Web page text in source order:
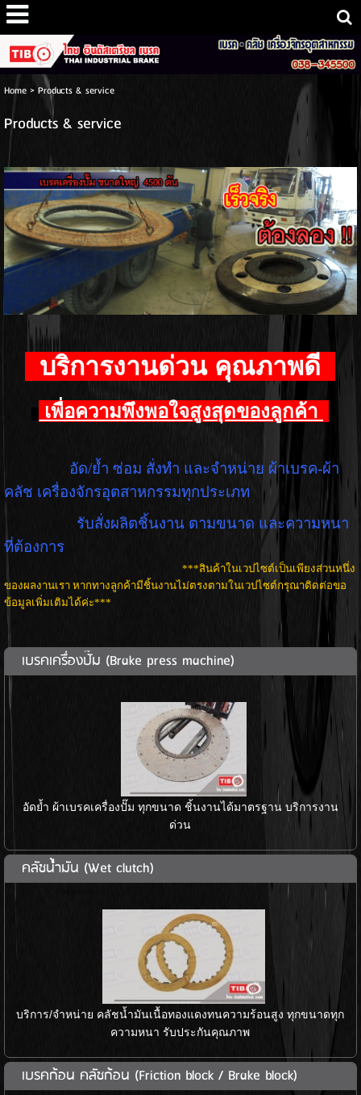
Home> Products & service
Products & service
บริการงานด่วน คุณภาพดี
เพื่อความพึงพอใจสูงสุดของลูกค้า
อัด/ย้ำ ซ่อม สั่งทำ และจำหน่าย ผ้าเบรค-ผ้า
คลัช เครื่องจักรอุตสาหกรรมทุกประเภท
รับสั่งผลิตชิ้นงาน ตามขนาด และความหนา
ที่ต้องการ
***สินค้าในเวปไซต์เป็นเพียงส่วนหนึ่ง
ของผลงานเรา หากทางลูกค้ามีชิ้นงานไม่ตรงตามในเวปไซต์กรุณาติดต่อขอ
ข้อมูลเพิ่มเติมได้ค่ะ***
เบรคเครื่องปั๊ม (Brake press machine)
อัดย้ำ ผ้าเบรคเครื่องปั๊ม ทุกขนาด ชิ้นงานได้มาตรฐาน บริการงาน
ด่วน
คลัชน้ำมัน (Wet clutch)
บริการ/จำหน่าย คลัชน้ำมันเนื้อทองแดงทนความร้อนสูง ทุกขนาดทุก
ความหนา รับประกันคุณภาพ
เบรคก้อน คลัชก้อน (Friction block / Brake block)